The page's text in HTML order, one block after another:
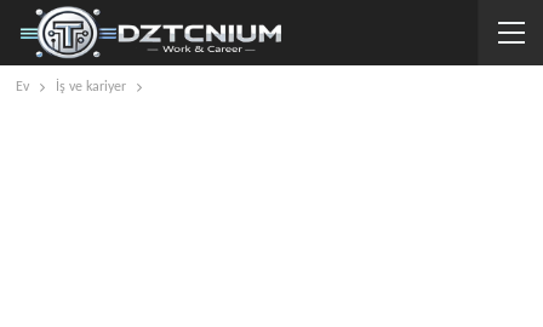
Ev İş ve kariyer